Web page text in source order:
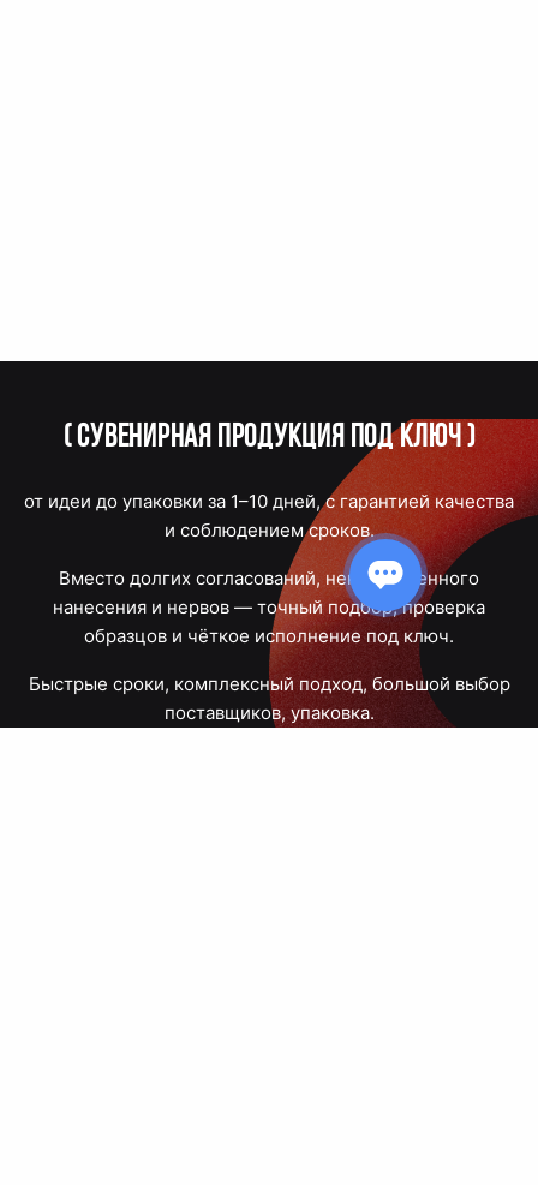
(Сувенирная продукция под ключ)
от идеи до упаковки за 1–10 дней, с гарантией качества
и соблюдением сроков.
Вместо долгих согласований, некачественного
нанесения и нервов — точный подбор, проверка
образцов и чёткое исполнение под ключ.
Быстрые сроки, комплексный подход, большой выбор
поставщиков, упаковка.